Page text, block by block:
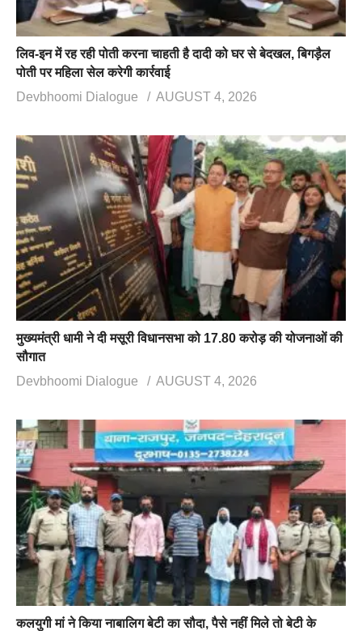
लिव-इन में रह रही पोती करना चाहती है दादी को घर से बेदखल, बिगड़ैल
पोती पर महिला सेल करेगी कार्रवाई
Devbhoomi Dialogue
AUGUST 4, 2026
मुख्यमंत्री धामी ने दी मसूरी विधानसभा को 17.80 करोड़ की योजनाओं की
सौगात
Devbhoomi Dialogue
AUGUST 4, 2026
कलयुगी मां ने किया नाबालिग बेटी का सौदा, पैसे नहीं मिले तो बेटी के